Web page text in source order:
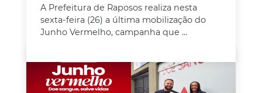
A Prefeitura de Raposos realiza nesta
sexta-feira (26) a última mobilização do
Junho Vermelho, campanha que ...